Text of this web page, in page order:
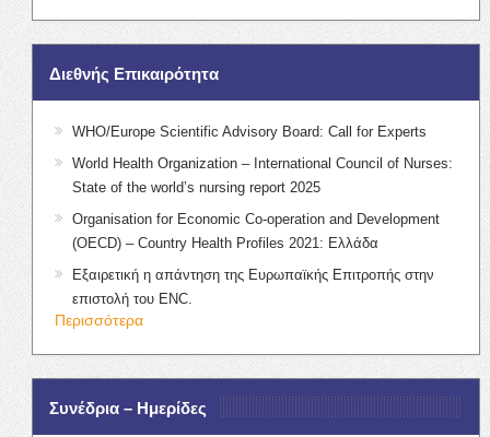
Διεθνής Επικαιρότητα
WHO/Europe Scientific Advisory Board: Call for Experts
World Health Organization – International Council of Nurses:
State of the world’s nursing report 2025
Organisation for Economic Co-operation and Development
(OECD) – Country Health Profiles 2021: Ελλάδα
Εξαιρετική η απάντηση της Ευρωπαϊκής Επιτροπής στην
επιστολή του ENC.
Περισσότερα
Συνέδρια – Ημερίδες